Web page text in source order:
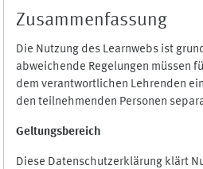
Zusammenfassung
Die Nutzung des Learnwebs ist
abweichende Regelungen müssen
dem verantwortlichen Lehrenden
den teilnehmenden Personen
Geltungsbereich
Diese Datenschutzerklärung klärt